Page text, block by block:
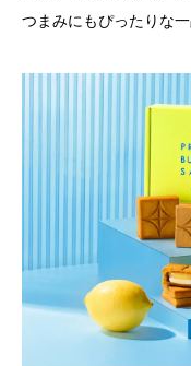
つまみにもぴったりな一